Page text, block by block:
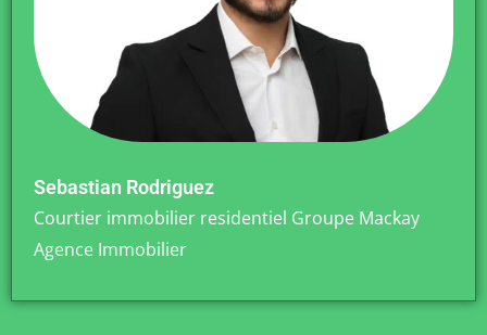
Sebastian Rodriguez
Courtier immobilier residentiel Groupe Mackay
Agence Immobilier